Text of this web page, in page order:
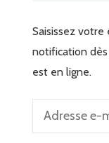
Saisissez
notification
est en ligne.
Adresse